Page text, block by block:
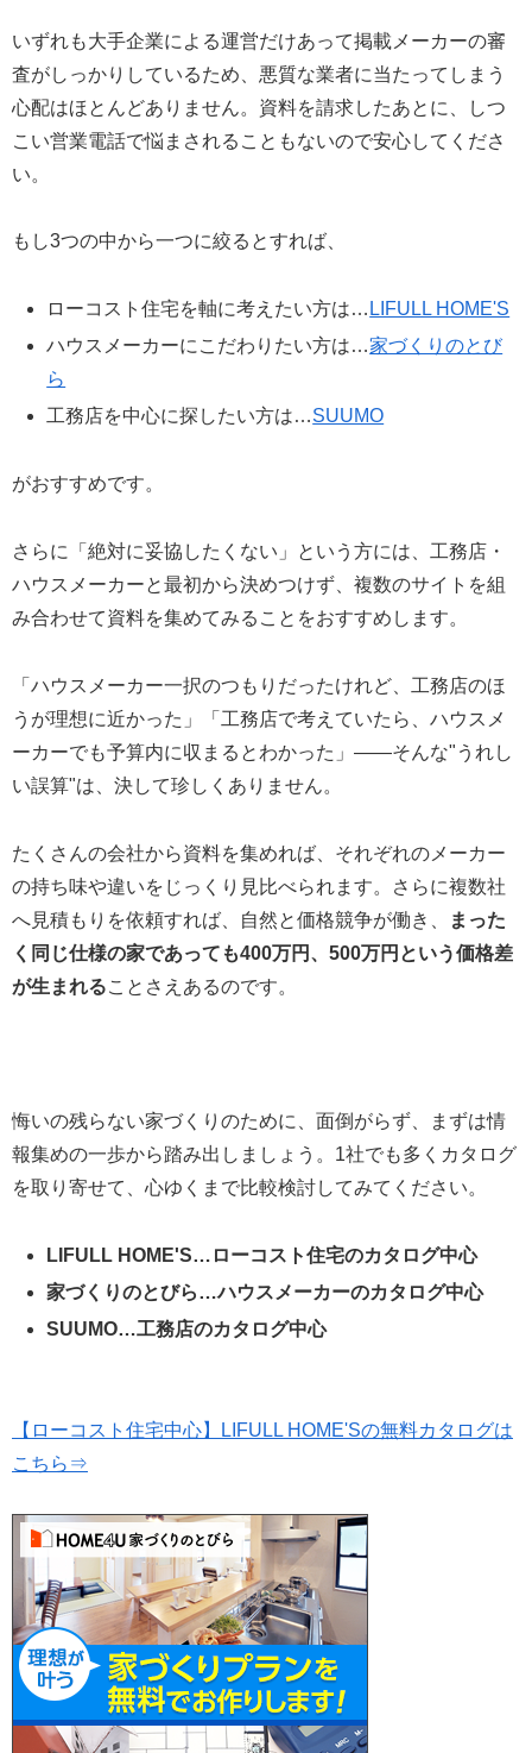
いずれも大手企業による運営だけあって掲載メーカーの審
査がしっかりしているため、悪質な業者に当たってしまう
心配はほとんどありません。資料を請求したあとに、しつ
こい営業電話で悩まされることもないので安心してくださ
い。
もし3つの中から一つに絞るとすれば、
ローコスト住宅を軸に考えたい方は… LIFULL HOME'S
ハウスメーカーにこだわりたい方は…家づくりのとび
ら
工務店を中心に探したい方は…SUUMO
がおすすめです。
さらに「絶対に妥協したくない」という方には、工務店・
ハウスメーカーと最初から決めつけず、複数のサイトを組
み合わせて資料を集めてみることをおすすめします。
「ハウスメーカー一択のつもりだったけれど、工務店のほ
うが理想に近かった」「工務店で考えていたら、ハウスメ
ーカーでも予算内に収まるとわかった」——そんな"うれし
い誤算"は、決して珍しくありません。
たくさんの会社から資料を集めれば、それぞれのメーカー
の持ち味や違いをじっくり見比べられます。さらに複数社
へ見積もりを依頼すれば、自然と価格競争が働き、
まった
く同じ仕様の家であっても400万円、500万円という価格差
が生まれることさえあるのです。
悔いの残らない家づくりのために、面倒がらず、まずは情
報集めの一歩から踏み出しましょう。1社でも多くカタログ
を取り寄せて、心ゆくまで比較検討してみてください。
LIFULL HOME'S…ローコスト住宅のカタログ中心
家づくりのとびら…ハウスメーカーのカタログ中心
SUUMO…工務店のカタログ中心
【ローコスト住宅中心】LIFULL HOME'Sの無料カタログは
こちら⇒